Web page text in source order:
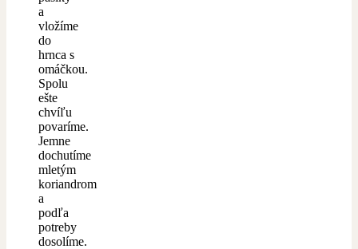
a
vložíme
do
hrnca s
omáčkou.
Spolu
ešte
chvíľu
povaríme.
Jemne
dochutíme
mletým
koriandrom
a
podľa
potreby
dosolíme.